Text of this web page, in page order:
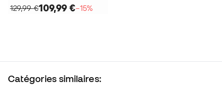
129,99 €109,99 €−15%
Catégories similaires: